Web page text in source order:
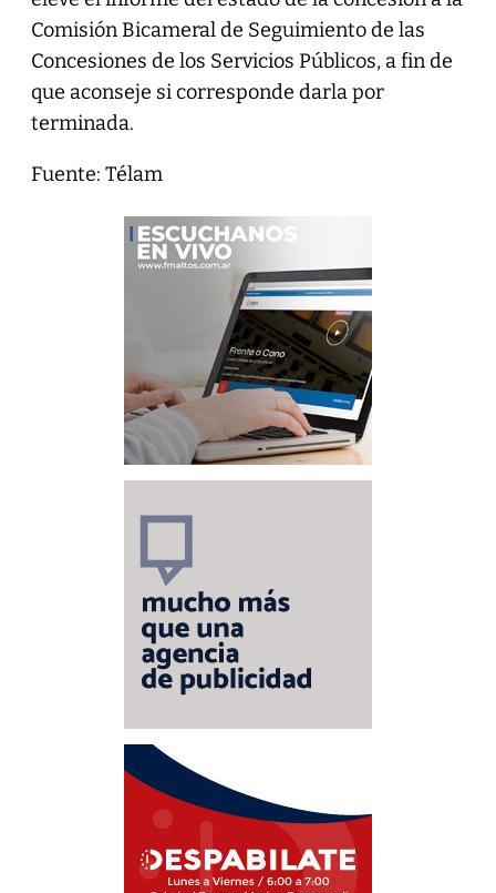
Comisión Bicameral de Seguimiento de las
Concesiones de los Servicios Públicos, a fin de
que aconseje si corresponde darla por
terminada.
Fuente: Télam